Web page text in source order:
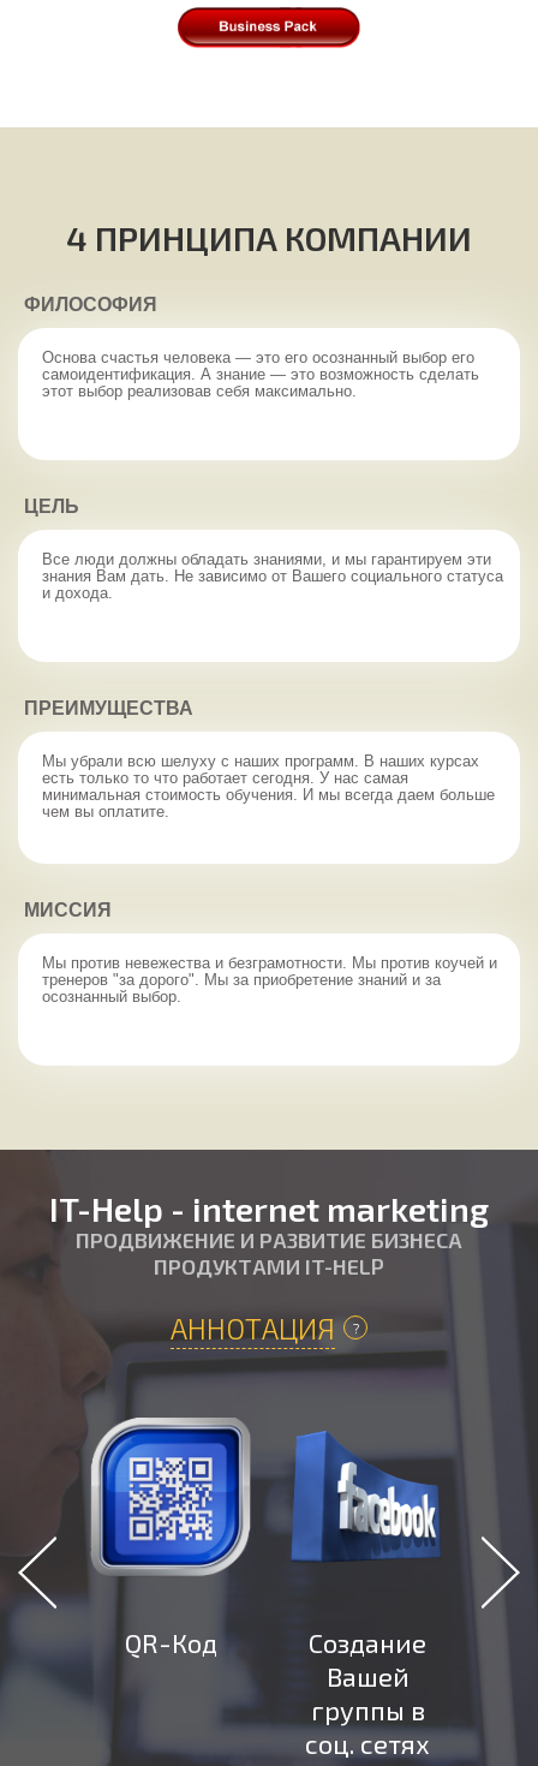
4 ПРИНЦИПА КОМПАНИИ
ФИЛОСОФИЯ
Основа счастья человека — это его осознанный выбор его
самоидентификация. А знание — это возможность сделать
этот выбор реализовав себя максимально.
ЦЕЛЬ
Все люди должны обладать знаниями, и мы гарантируем эти
знания Вам дать. Не зависимо от Вашего социального статуса
и дохода.
ПРЕИМУЩЕСТВА
Мы убрали всю шелуху с наших программ. В наших курсах
есть только то что работает сегодня. У нас самая
минимальная стоимость обучения. И мы всегда даем больше
чем вы оплатите.
МИССИЯ
Мы против невежества и безграмотности. Мы против коучей и
тренеров "за дорого". Мы за приобретение знаний и за
осознанный выбор.
IT-Help - internet marketing
ПРОДВИЖЕНИЕ И РАЗВИТИЕ БИЗНЕСА
ПРОДУКТАМИ IT-HELP
АННОТАЦИЯ
QR-Код
Создание
Вашей
группы в
соц. сетях